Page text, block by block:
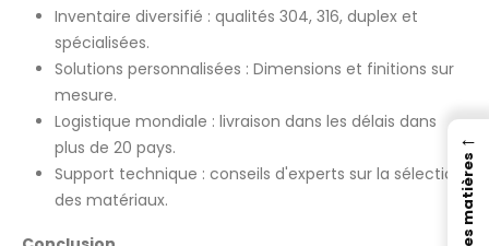
Inventaire diversifié : qualités 304, 316, duplex et
spécialisées.
Solutions personnalisées : Dimensions et finitions sur
mesure.
Logistique mondiale : livraison dans les délais dans
plus de 20 pays.
Support technique : conseils d'experts sur la sélection
des matériaux.
←